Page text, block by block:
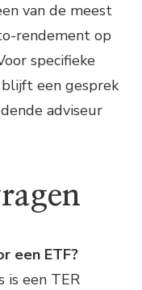
van de meest
rendement op
specifieke
een gesprek
adviseur
een ETF?
is een TER